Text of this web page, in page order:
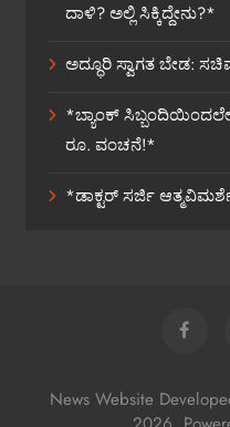
ದಾಳಿ? ಅಲ್ಲಿ ಸಿಕ್ಕಿದ್ದೇನು?*
ಅದ್ಧೂರಿ ಸ್ವಾಗತ ಬೇಡ:
*ಬ್ಯಾಂಕ್
ರೂ. ವಂಚನೆ!*
*ಡಾಕ್ಟರ್ ಸರ್ಜಿ
News Website